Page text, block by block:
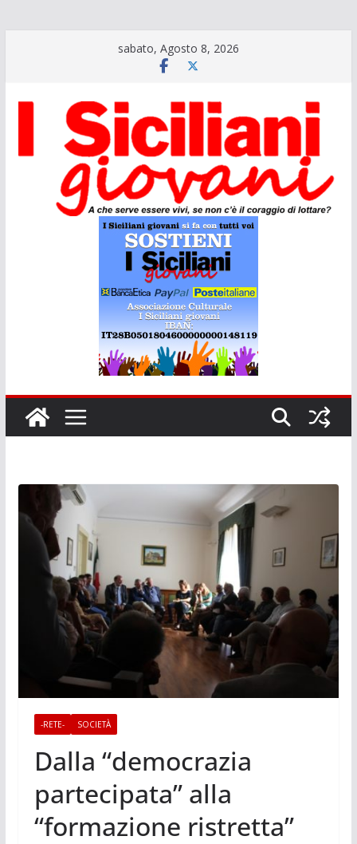
sabato, Agosto 8, 2026
-RETE- SOCIETÀ
Dalla “democrazia
partecipata” alla
“formazione ristretta”